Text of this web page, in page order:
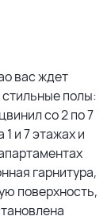
вас ждет
полы:
со 2 по 7
и 7 этажах и
гарнитура,
поверхность,